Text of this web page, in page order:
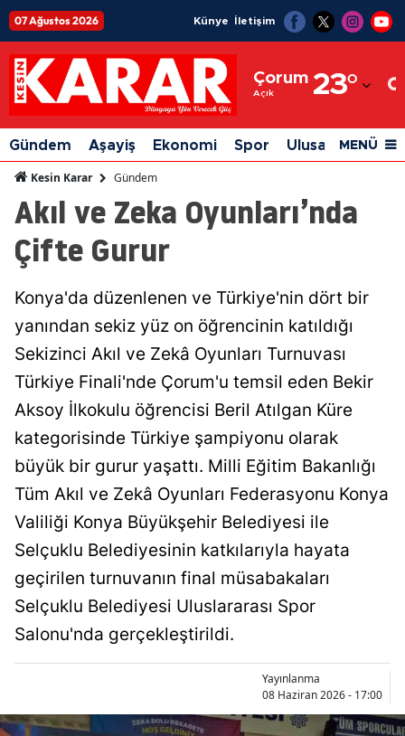
07 Ağustos 2026 Künye İletişim
Çorum
Açık 23°
Adıyaman
Afyonkarahisar
Ağrı
Amasya
Aydın
Balıkesir
Bilecik
Bingöl
Bitlis
Bolu
Burdur
Bursa
Çankırı
Çorum
Gündem Aşayiş Ekonomi Spor Ulusal Siyaset
MENÜ
Kesin Karar Gündem
Akıl ve Zeka Oyunları’nda
Çifte Gurur
Konya'da düzenlenen ve Türkiye'nin dört bir
yanından sekiz yüz on öğrencinin katıldığı
Sekizinci Akıl ve Zekâ Oyunları Turnuvası
Türkiye Finali'nde Çorum'u temsil eden Bekir
Aksoy İlkokulu öğrencisi Beril Atılgan Küre
kategorisinde Türkiye şampiyonu olarak
büyük bir gurur yaşattı. Milli Eğitim Bakanlığı
Tüm Akıl ve Zekâ Oyunları Federasyonu Konya
Valiliği Konya Büyükşehir Belediyesi ile
Selçuklu Belediyesinin katkılarıyla hayata
geçirilen turnuvanın final müsabakaları
Selçuklu Belediyesi Uluslararası Spor
Salonu'nda gerçekleştirildi.
Yayınlanma
08 Haziran 2026 - 17:00